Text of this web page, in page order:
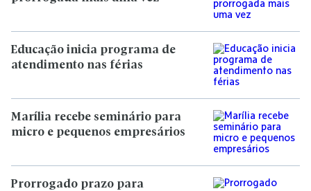
Educação inicia programa de
atendimento nas férias
Marília recebe seminário para
micro e pequenos empresários
Prorrogado prazo para